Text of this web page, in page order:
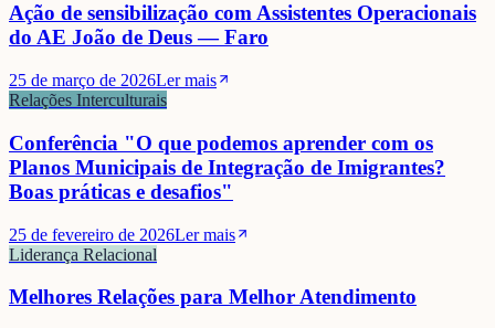
Ação de sensibilização com Assistentes Operacionais
do AE João de Deus — Faro
25 de março de 2026Ler mais
Relações Interculturais
Conferência "O que podemos aprender com os
Planos Municipais de Integração de Imigrantes?
Boas práticas e desafios"
25 de fevereiro de 2026Ler mais
Liderança Relacional
Melhores Relações para Melhor Atendimento